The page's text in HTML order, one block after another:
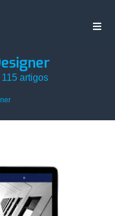
artigos